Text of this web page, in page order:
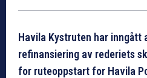
Havila Kystruten har inngått
refinansiering av rederiets
for ruteoppstart for Havila